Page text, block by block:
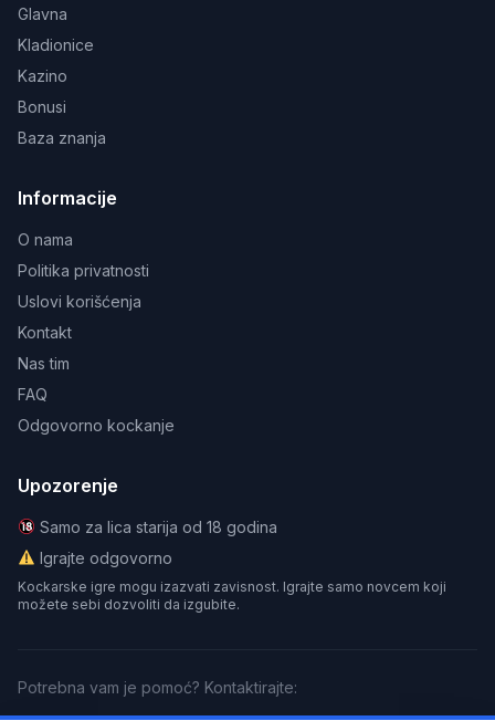
Glavna
Kladionice
Kazino
Bonusi
Baza znanja
Informacije
O nama
Politika privatnosti
Uslovi korišćenja
Kontakt
Nas tim
FAQ
Odgovorno kockanje
Upozorenje
Samo za lica starija od 18 godina
Igrajte odgovorno
Kockarske igre mogu izazvati zavisnost. Igrajte samo novcem koji
možete sebi dozvoliti da izgubite.
Potrebna vam je pomoć? Kontaktirajte: